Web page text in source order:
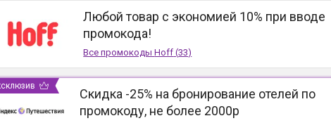
Любой товар с экономией 10% при вводе
промокода!
Все промокодыHoff (33)
Скидка -25% на бронирование отелей по
промокоду, не более 2000р